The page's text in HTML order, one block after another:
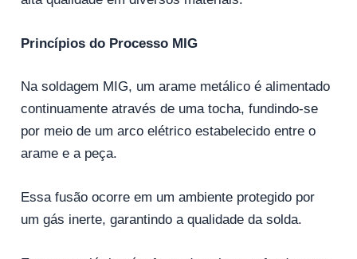
Princípios do Processo MIG
Na soldagem MIG, um arame metálico é alimentado
continuamente através de uma tocha, fundindo-se
por meio de um arco elétrico estabelecido entre o
arame e a peça.
Essa fusão ocorre em um ambiente protegido por
um gás inerte, garantindo a qualidade da solda.